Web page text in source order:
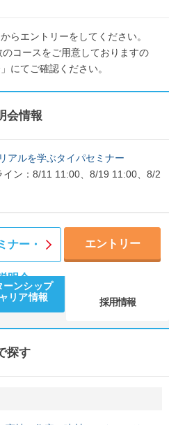
らエントリーをしてください。
コースをご用意しておりますの
にてご確認ください。
会情報
アルを学ぶタイパセミナー
イン：8/11 11:00、8/19 11:00、8/2
ナー・
明会
エントリー
ーンシップ
リア情報
採用情報
探す